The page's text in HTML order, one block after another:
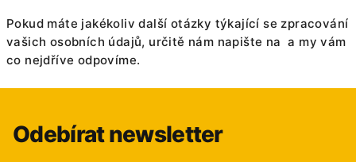
Pokud máte jakékoliv další otázky týkající se zpracování
vašich osobních údajů, určitě nám napište na a my vám
co nejdříve odpovíme.
Odebírat newsletter